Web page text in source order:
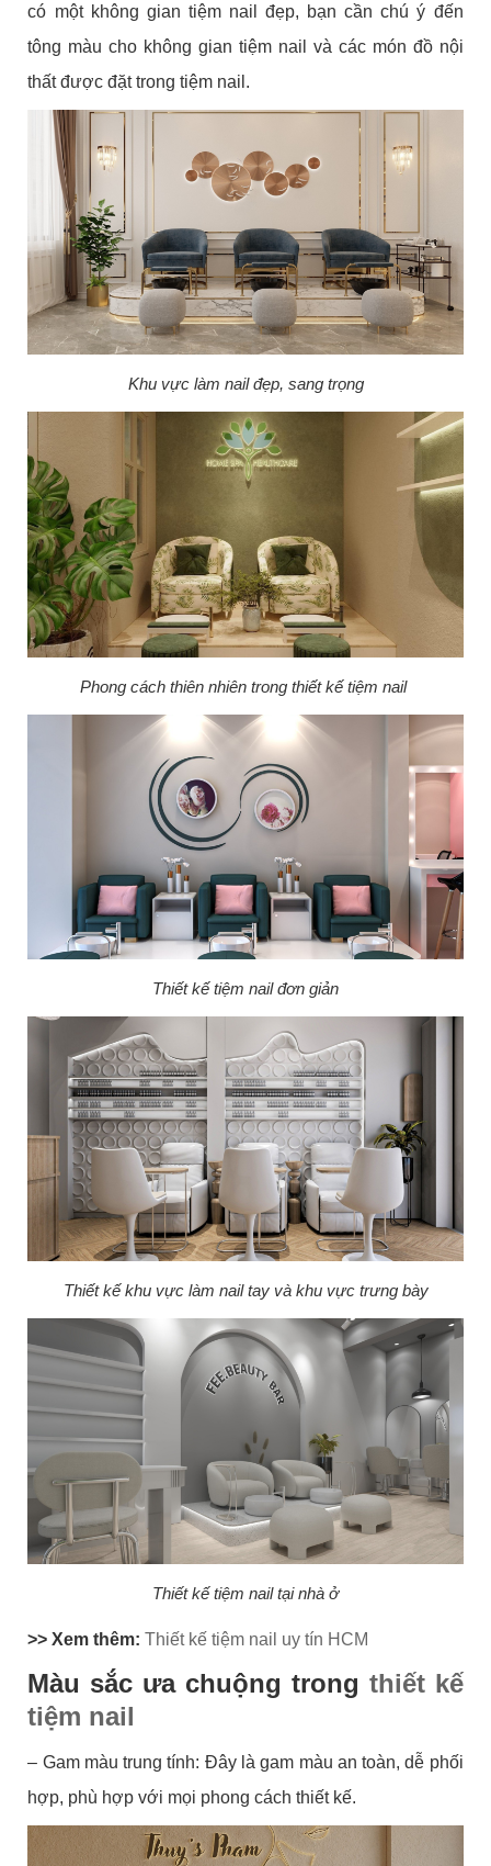
có một không gian tiệm nail đẹp, bạn cần chú ý đến
tông màu cho không gian tiệm nail và các món đồ nội
thất được đặt trong tiệm nail.
Khu vực làm nail đẹp, sang trọng
Phong cách thiên nhiên trong thiết kế tiệm nail
Thiết kế tiệm nail đơn giản
Thiết kế khu vực làm nail tay và khu vực trưng bày
Thiết kế tiệm nail tại nhà ở
>> Xem thêm: Thiết kế tiệm nail uy tín HCM
Màu sắc ưa chuộng trong thiết kế
tiệm nail
– Gam màu trung tính: Đây là gam màu an toàn, dễ phối
hợp, phù hợp với mọi phong cách thiết kế.